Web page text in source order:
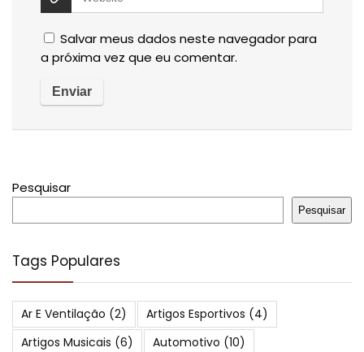
Salvar meus dados neste navegador para
a próxima vez que eu comentar.
Pesquisar
Pesquisar
Tags Populares
Ar E Ventilação (2) Artigos Esportivos (4)
Artigos Musicais (6) Automotivo (10)